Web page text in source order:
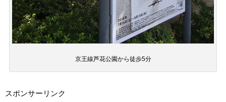
京王線芦花公園から徒歩5分
スポンサーリンク